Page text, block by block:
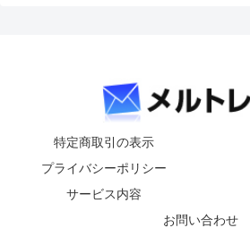
特定商取引の表示
プライバシーポリシー
サービス内容
お問い合わせ